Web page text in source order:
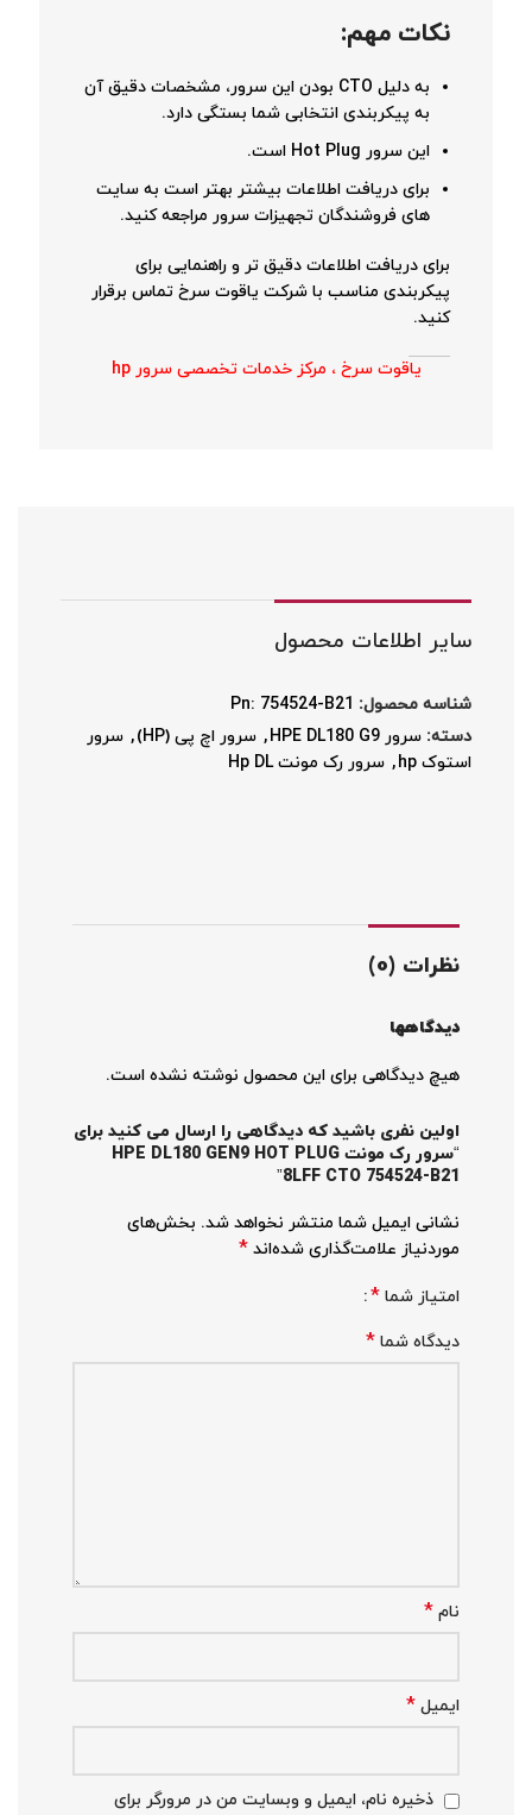
نکات مهم:
به دلیل CTO بودن این سرور، مشخصات دقیق آن
به پیکربندی انتخابی شما بستگی دارد.
این سرور Hot Plug است.
برای دریافت اطلاعات بیشتر بهتر است به سایت
های فروشندگان تجهیزات سرور مراجعه کنید.
برای دریافت اطلاعات دقیق تر و راهنمایی برای
پیکربندی مناسب با شرکت یاقوت سرخ تماس برقرار
کنید.
یاقوت سرخ ، مرکز خدمات تخصصی سرور hp
سایر اطلاعات محصول
شناسه محصول: Pn: 754524-B21
دسته: سرور HPE DL180 G9 , سرور اچ پی (HP) , سرور
استوک hp
, سرور رک مونت Hp DL
نظرات (0)
دیدگاهها
هیچ دیدگاهی برای این محصول نوشته نشده است.
اولین نفری باشید که دیدگاهی را ارسال می کنید برای
“سرور رک مونت HPE DL180 GEN9 HOT PLUG
8LFF CTO 754524-B21”
نشانی ایمیل شما منتشر نخواهد شد. بخش‌های
موردنیاز علامت‌گذاری شده‌اند *
امتیاز شما *
دیدگاه شما *
نام *
ایمیل *
ذخیره نام، ایمیل و وبسایت من در مرورگر برای